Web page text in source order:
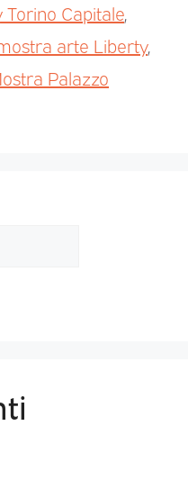
Capitale,
arte Liberty,
Palazzo